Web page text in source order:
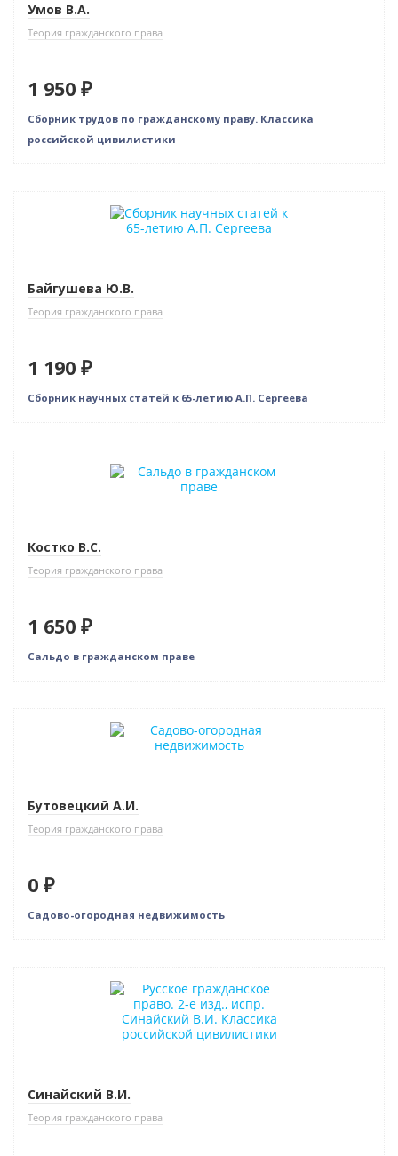
Умов В.А.
Теория гражданского права
1 950 ₽
Сборник трудов по гражданскому праву. Классика
российской цивилистики
Байгушева Ю.В.
Теория гражданского права
1 190 ₽
Сборник научных статей к 65-летию А.П. Сергеева
Костко В.С.
Теория гражданского права
1 650 ₽
Сальдо в гражданском праве
Бутовецкий А.И.
Теория гражданского права
0 ₽
Садово-огородная недвижимость
Индивидуальный подход
Синайский В.И.
Теория гражданского права